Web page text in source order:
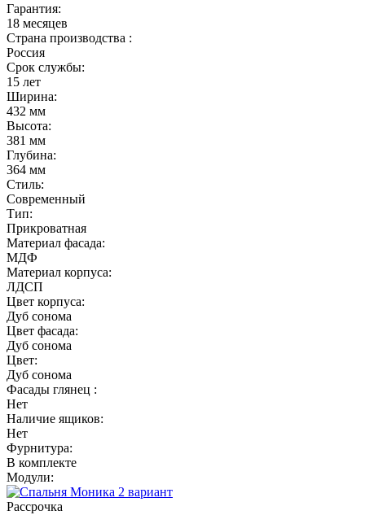
Гарантия:
18 месяцев
Страна производства :
Россия
Срок службы:
15 лет
Ширина:
432 мм
Высота:
381 мм
Глубина:
364 мм
Стиль:
Современный
Тип:
Прикроватная
Материал фасада:
МДФ
Материал корпуса:
ЛДСП
Цвет корпуса:
Дуб сонома
Цвет фасада:
Дуб сонома
Цвет:
Дуб сонома
Фасады глянец :
Нет
Наличие ящиков:
Нет
Фурнитура:
В комплекте
Модули:
Рассрочка